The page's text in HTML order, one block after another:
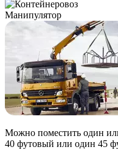
Манипулятор
Можно поместить один
40 футовый или один 45